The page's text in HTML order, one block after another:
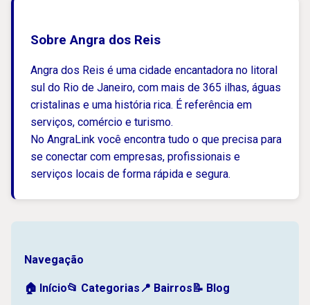
Sobre Angra dos Reis
Angra dos Reis é uma cidade encantadora no litoral
sul do Rio de Janeiro, com mais de 365 ilhas, águas
cristalinas e uma história rica. É referência em
serviços, comércio e turismo.
No AngraLink você encontra tudo o que precisa para
se conectar com empresas, profissionais e
serviços locais de forma rápida e segura.
Navegação
🏠 Início📂 Categorias 📍 Bairros 📝 Blog